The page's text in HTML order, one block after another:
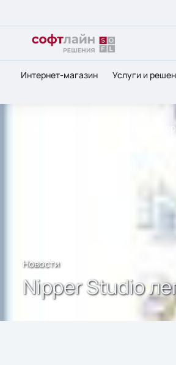
Интернет-магазин Услуги и
Новости
Nipper Studio